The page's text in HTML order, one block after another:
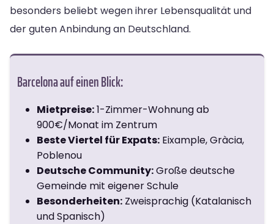
besonders beliebt wegen ihrer Lebensqualität und
der guten Anbindung an Deutschland.
Barcelona auf einen Blick:
Mietpreise:1-Zimmer-Wohnung ab
900€/Monat im Zentrum
Beste Viertel für Expats: Eixample, Gràcia,
Poblenou
Deutsche Community:Große deutsche
Gemeinde mit eigener Schule
Besonderheiten: Zweisprachig (Katalanisch
und Spanisch)